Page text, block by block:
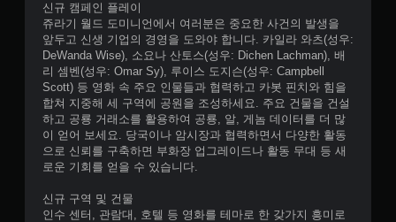
신규 캠페인 플레이
쥬라기 월드 도미니언에서 여러분은 중요한 사건의 발생을
앞두고 신생 기업의 경영을 도와야 합니다. 카일라 와츠(성우:
DeWanda Wise), 소요나 산토스(성우: Dichen Lachman), 배
리 셈벤(성우: Omar Sy), 루이스 도지슨(성우: Campbell
Scott) 등 영화 속 주요 인물들과 협력하고 카봇 핀치와 힘을
합쳐 지중해 세 구역에 공원을 조성하세요. 주요 건물을 건설
하고 공룡 거래소를 활용하여 공룡, 알, 게놈 데이터를 더 많
이 얻어 보세요. 당국이나 암시장과 협력하면서 다양한 활동
으로 신뢰를 구축하면 부화장 업그레이드나 활동 무대 등 새
로운 기회를 얻을 수 있습니다.
신규 구역 및 건물
인수 센터, 관람대, 호텔 등 영화를 테마로 한 갖가지 흥미로